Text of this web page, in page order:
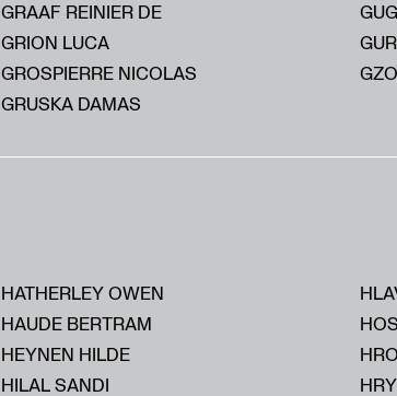
GRAAF REINIER DE
GRION LUCA
GROSPIERRE NICOLAS
GRUSKA DAMAS
HATHERLEY OWEN
HAUDE BERTRAM
HEYNEN HILDE
HILAL SANDI